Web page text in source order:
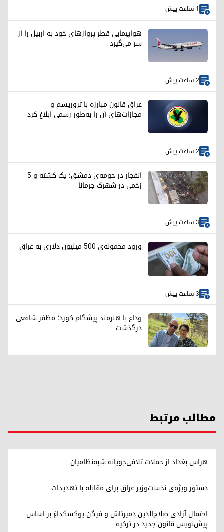
1 ساعت پیش
هواپیمایی قطر پروازهای خود به اربیل را از
سر می‌گیرد
2 ساعت پیش
عراق قانون مبارزه با تروریسم و
مجازات‌های آن را به‌طور رسمی ابلاغ کرد
2 ساعت پیش
انفجار در حومه‌ی دمشق؛ یک کشته و ۵
زخمی در شهرک جرمانا
3 ساعت پیش
ورود محموله‌ی ۵۰۰ میلیون دلاری به عراق
3 ساعت پیش
وداع با هنرمند پیشگام کورد؛ مظفر شافعی
درگذشت
مطالب مرتبط
هراس بغداد از حملات تلافی‌جویانه شبه‌نظامیان
دستور ویژه‌ی نخست‌وزیر عراق برای مقابله با تهدیدات
احتمال آزادی صلاح‌الدین دمیرتاش و فیگن یوکسکداغ بر اساس
پیش‌نویس قانون جدید در ترکیه